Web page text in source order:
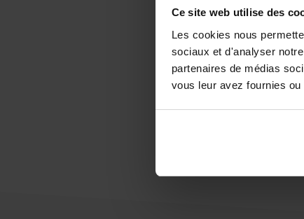
Ce site web utilise des
Les cookies nous
sociaux et d'analyser
partenaires de médias
vous leur avez fournies